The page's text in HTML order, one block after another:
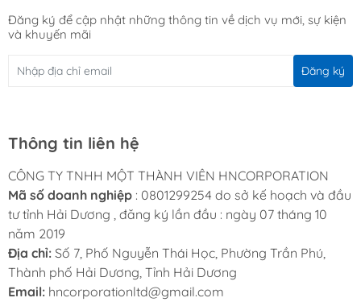
Đăng ký để cập nhật những thông tin về dịch vụ mới, sự kiện
và khuyến mãi
Đăng ký
Thông tin liên hệ
CÔNG TY TNHH MỘT THÀNH VIÊN HNCORPORATION
Mã số doanh nghiệp : 0801299254 do sở kế hoạch và đầu
tư tỉnh Hải Dương , đăng ký lần đầu : ngày 07 tháng 10
năm 2019
Địa chỉ: Số 7, Phố Nguyễn Thái Học, Phường Trần Phú,
Thành phố Hải Dương, Tỉnh Hải Dương
Email: hncorporationltd@gmail.com